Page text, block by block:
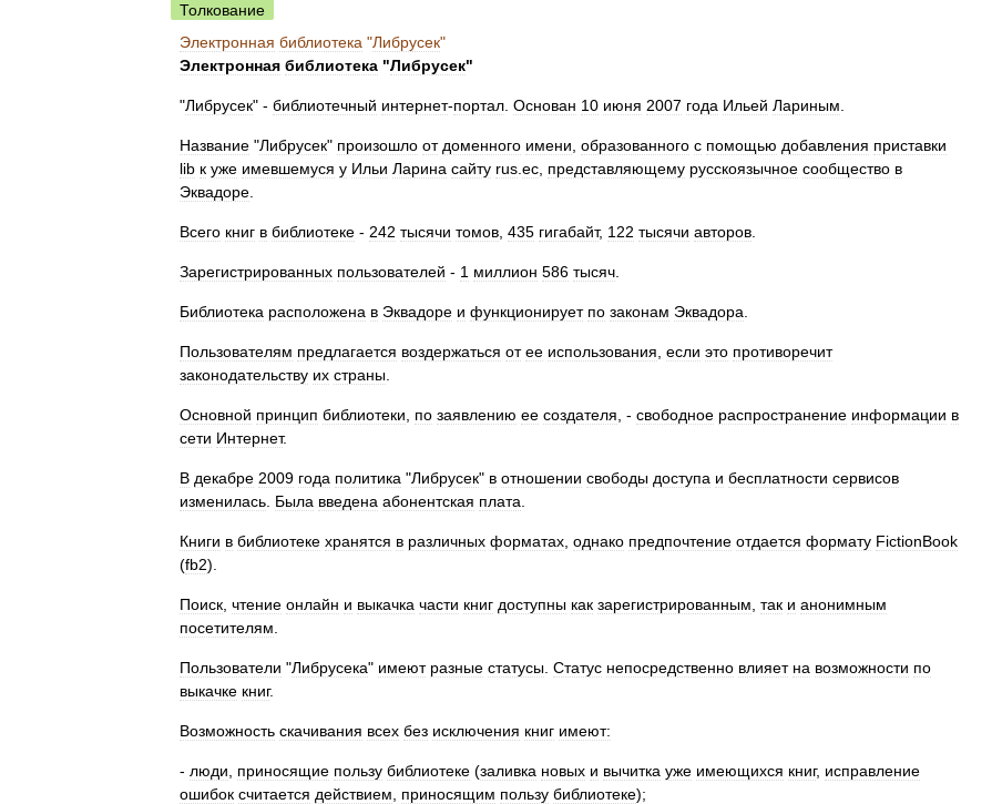
Толкование
Электронная библиотека "Либрусек"
Электронная библиотека "Либрусек"
"Либрусек" - библиотечный интернет-портал Основан 10 июня 2007 года Ильей Лариным
Название "Либрусек" произошло от доменного имени образованного с помощью добавления приставки
lib к уже имевшемуся у Ильи Ларина сайту rus ec представляющему русскоязычное сообщество в
Эквадоре
Всего книг в библиотеке - 242 тысячи томов 435 гигабайт, 122 тысячи авторов
Зарегистрированных пользователей - 1 миллион 586 тысяч
Библиотека расположена в Эквадоре и функционирует по законам Эквадора
Пользователям предлагается воздержаться от ее использования если это противоречит
законодательству их страны
Основной принцип библиотеки по заявлению ее создателя , - свободное распространение информации в
сети Интернет.
В декабре 2009 года политика "Либрусек" в отношении свободы доступа и бесплатности сервисов
изменилась Была введена абонентская плата
Книги в библиотеке хранятся в различных форматах однако предпочтение отдается формату FictionBook
(fb2).
Поиск чтение онлайн и выкачка части книг доступны как зарегистрированным так и анонимным
посетителям
Пользователи "Либрусека" имеют разные статусы Статус непосредственно влияет на возможности по
выкачке книг.
Возможность скачивания всех без исключения книг имеют:
- люди приносящие пользу библиотеке (заливка новых и вычитка уже имеющихся книг, исправление
ошибок считается действием приносящим пользу библиотеке);